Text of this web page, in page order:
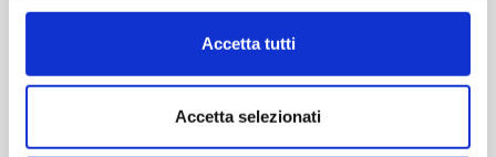
Accetta tutti
Accetta selezionati
2